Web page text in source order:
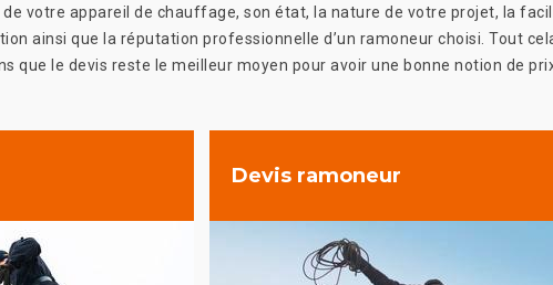
votre appareil de chauffage, son état, la nature de votre projet, la
ainsi que la réputation professionnelle d’un ramoneur choisi. Tout
que le devis reste le meilleur moyen pour avoir une bonne notion de prix
Devis ramoneur